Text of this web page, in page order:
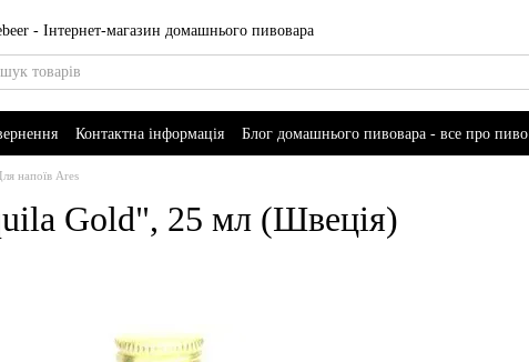
- Інтернет-магазин домашнього пивовара
Контактна інформація
Блог домашнього пивовара - все про пиво
напоїв Ares
Gold", 25 мл (Швеція)